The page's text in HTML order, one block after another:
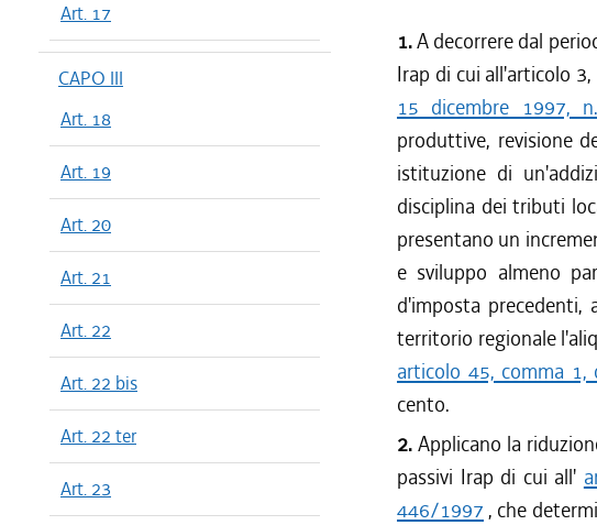
Art. 17
CAPO III
Art. 18
Art. 19
Art. 20
Art. 21
Art. 22
Art. 22 bis
Art. 22 ter
Art. 23
1.A decorrere dal
Irap di cui all'articolo
15 dicembre 1997,
produttive, revisione
istituzione di
disciplina dei tributi
presentano un
e sviluppo almeno
d'imposta precedenti,
territorio regionale
articolo 45, comma
cento.
2. Applicano la
passivi Irap di cui all'
446/1997 , che